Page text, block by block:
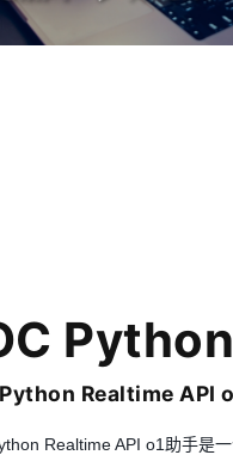
Realtime API
Realtime API o1助手是